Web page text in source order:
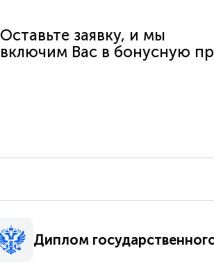
Оставьте заявку, и мы
включим Вас в бонусную
Диплом